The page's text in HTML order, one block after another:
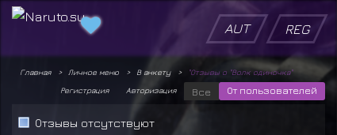
AUT REG
Главная Личное меню В анкету "Отзывы о "Волк одиночка"
Все От пользователей
Авторизация
Регистрация
Отзывы отсутствуют